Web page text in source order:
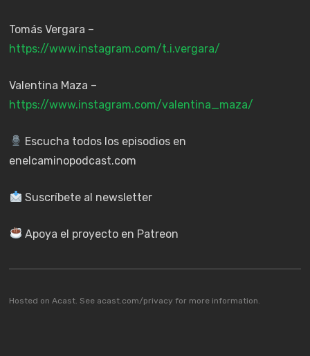
Tomás Vergara –
https://www.instagram.com/t.i.vergara/
Valentina Maza –
https://www.instagram.com/valentina_maza/
Escucha todos los episodios en
enelcaminopodcast.com
Suscríbete al newsletter
Apoya el proyecto en Patreon
Hosted on Acast. See acast.com/privacy for more information.